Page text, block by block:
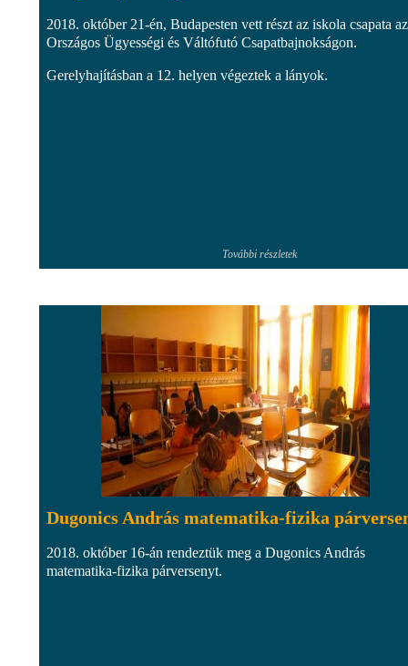
2018. október 21-én, Budapesten vett részt az iskola csapata az
Országos Ügyességi és Váltófutó Csapatbajnokságon.
Gerelyhajításban a 12. helyen végeztek a lányok.
További részletek
Dugonics András matematika-fizika
2018. október 16-án rendeztük meg a Dugonics András
matematika-fizika párversenyt.